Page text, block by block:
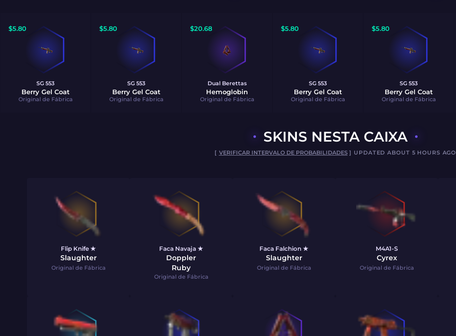
$5.80
SG 553
Berry Gel Coat
Original de Fábrica
$5.80
SG 553
Berry Gel Coat
Original de Fábrica
$20.68
Dual Berettas
Hemoglobin
Original de Fábrica
$5.80
SG 553
Berry Gel Coat
Original de Fábrica
$5.80
SG 553
Berry Gel Coat
Original de Fábrica
SKINS NESTA CAIXA
[ VERIFICAR INTERVALO DE PROBABILIDADES] UPDATED ABOUT 5 HOURS AGO
Flip Knife ★
Slaughter
Original de Fábrica
Faca Navaja ★
Doppler
Ruby
Original de Fábrica
Faca Falchion ★
Slaughter
Original de Fábrica
M4A1-S
Cyrex
Original de Fábrica